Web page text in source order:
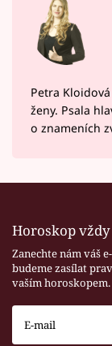
Petra
ženy. Psala
o znameních
Horoskop
Zanechte nám váš
budeme zasílat
vaším horoskopem.